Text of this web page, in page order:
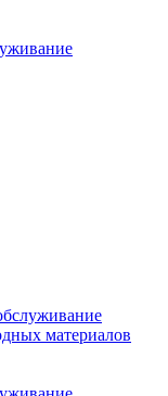
материалов